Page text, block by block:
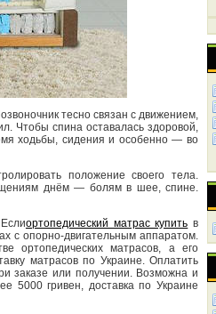
тесно связан с движением,
Чтобы спина оставалась здоровой,
ходьбы, сидения и особенно — во
положение своего тела.
днём — болям в шее, спине.
ортопедический матрас купить в
с опорно-двигательным аппаратом.
ортопедических матрасов, а его
матрасов по Украине. Оплатить
заказе или получении. Возможна и
5000 гривен, доставка по Украине